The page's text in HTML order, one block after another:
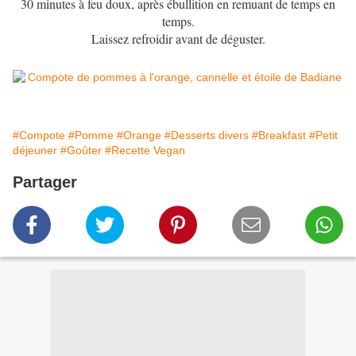
30 minutes à feu doux, après ébullition en remuant de temps en
temps.
Laissez refroidir avant de déguster.
#Compote #Pomme #Orange #Desserts divers #Breakfast #Petit
déjeuner #Goûter #Recette Vegan
Partager